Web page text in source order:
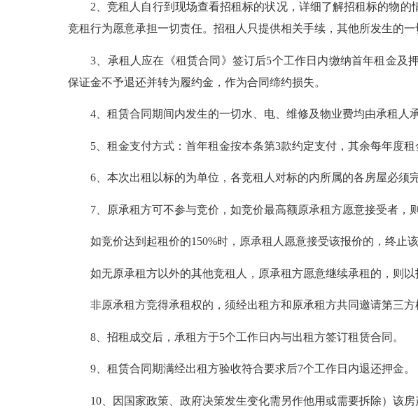
2、竞租人自行到现场查看招租标的状况，详细了解招租标的物的
竞租行为愿意承担一切责任。招租人只提供相关手续，其他所发生的一
3、承租人应在《租赁合同》签订后5个工作日内缴纳首年租金及
保证金不予退还并转为履约金，作为合同缔约损失。
4、租赁合同期间内发生的一切水、电、维修及物业费均由承租人承
5、租金支付方式：首年租金按本条第3款约定支付，其余每年度租
6、本次出租以标的为单位，各竞租人对标的内所属的各房屋必须
7、原承租方可不参与竞价，如竞价最高额原承租方愿意接受者，则
如竞价达到起租价的150%时，原承租人愿意接受该报价的，终止
如无原承租方以外的其他竞租人，原承租方愿意继续承租的，则以
非原承租方竞得承租权的，须经出租方和原承租方共同邀请第三方
8、招租成交后，承租方于5个工作日内与出租方签订租赁合同。
9、租赁合同期满经出租方验收符合要求后7个工作日内退还押金。
10、因国家政策、政府决策发生变化需另作他用或需要拆除）该房